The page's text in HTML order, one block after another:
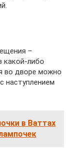
–
какой-либо
во дворе можно
наступлением
в Ваттах